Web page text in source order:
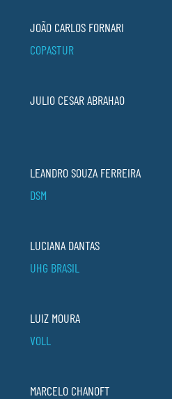
JOÃO CARLOS FORNARI
COPASTUR
JULIO CESAR ABRAHAO
LEANDRO SOUZA FERREIRA
DSM
LUCIANA DANTAS
UHG BRASIL
LUIZ MOURA
VOLL
MARCELO CHANOFT